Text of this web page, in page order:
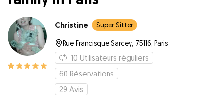
Christine Super Sitter
Rue Francisque Sarcey, 75116, Paris
10 Utilisateurs réguliers
60 Réservations
29 Avis